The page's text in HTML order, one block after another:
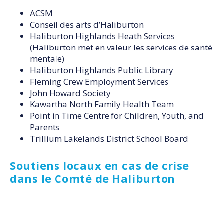
ACSM
Conseil des arts d’Haliburton
Haliburton Highlands Heath Services
(Haliburton met en valeur les services de santé
mentale)
Haliburton Highlands Public Library
Fleming Crew Employment Services
John Howard Society
Kawartha North Family Health Team
Point in Time Centre for Children, Youth, and
Parents
Trillium Lakelands District School Board
Soutiens locaux en cas de crise
dans le Comté de Haliburton